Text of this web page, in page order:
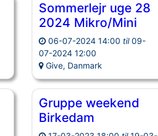
Sommerlejr uge 28
2024 Mikro/Mini
06-07-2024 14:00 til 09-
07-2024 12:00
Give, Danmark
Gruppe weekend
Birkedam